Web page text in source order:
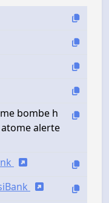
bombe h
alerte